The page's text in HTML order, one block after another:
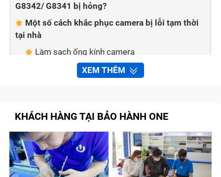
G8342/ G8341 bị hỏng?
Một số cách khắc phục camera bị lỗi tạm thời
tại nhà
Làm sạch ống kính camera
Kiểm tra chế độ tiết kiệm pin trên điện thoại
Kiểm tra và cập nhật hệ điều hành
Thay camera Sau Sony Xperia Xz1/ G8342/
G8341 chất lượng cao tại Bảo Hành One
Quy trình sửa chữa, thay camera Sau Sony
XEM THÊM
KHÁCH HÀNG TẠI BẢO HÀNH ONE